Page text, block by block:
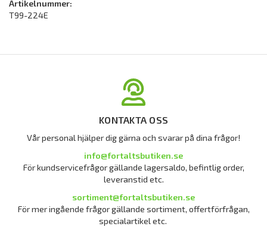
Artikelnummer:
T99-224E
KONTAKTA OSS
Vår personal hjälper dig gärna och svarar på dina frågor!
info@fortaltsbutiken.se
För kundservicefrågor gällande lagersaldo, befintlig order,
leveranstid etc.
sortiment@fortaltsbutiken.se
För mer ingående frågor gällande sortiment, offertförfrågan,
specialartikel etc.